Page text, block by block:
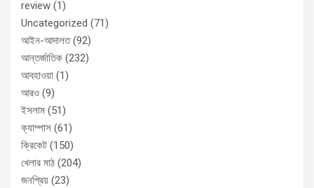
review (1)
Uncategorized (71)
আইন-আদালত(92)
আন্তর্জাতিক (232)
আবহাওয়া (1)
আরও (9)
ইসলাম (51)
ক্যাম্পাস (61)
ক্রিকেট (150)
খেলার মাঠ (204)
জনপ্রিয় (23)